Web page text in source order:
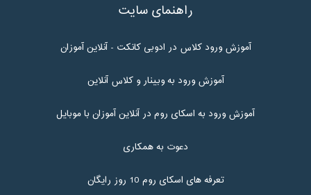
راهنمای سایت
آموزش ورود کلاس در ادوبی کانکت - آنلاین آموزان
آموزش ورود به وبینار و کلاس آنلاین
آموزش ورود به اسکای روم در آنلاین آموزان با موبایل
دعوت به همکاری
تعرفه های اسکای روم 10 روز رایگان